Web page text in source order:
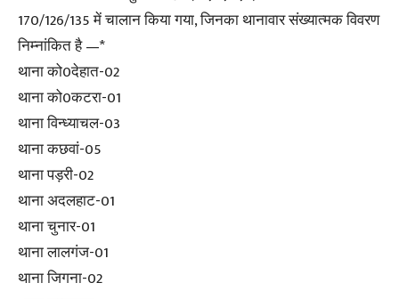
170/126/135 में चालान किया गया, जिनका थानावार संख्यात्मक विवरण
निम्नांकित है —*
थाना को0देहात-02
थाना को0कटरा-01
थाना विन्ध्याचल-03
थाना कछवां-05
थाना पड़री-02
थाना अदलहाट-01
थाना चुनार-01
थाना लालगंज-01
थाना जिगना-02